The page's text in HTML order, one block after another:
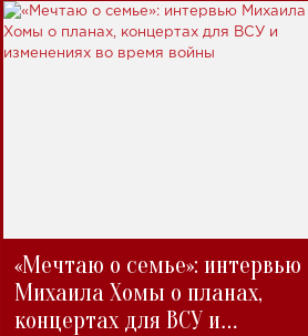
«Мечтаю о семье»: интервью
Михаила Хомы о планах,
концертах для ВСУ и